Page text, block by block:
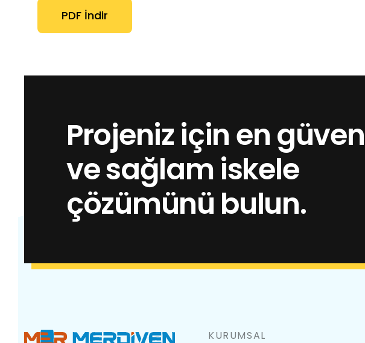
PDF İndir
Projeniz için en
ve sağlam iskele
çözümünü bulun.
KURUMSAL